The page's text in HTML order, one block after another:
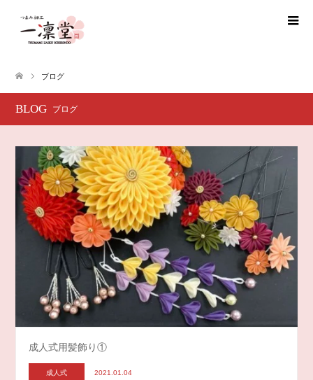
ブログ
BLOG ブログ
成人式用髪飾り①
成人式 2021.01.04